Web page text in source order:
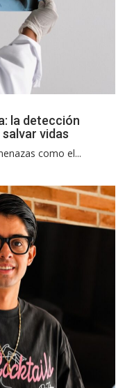
la detección
vidas
como el...